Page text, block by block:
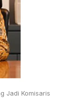
Jadi Komisaris